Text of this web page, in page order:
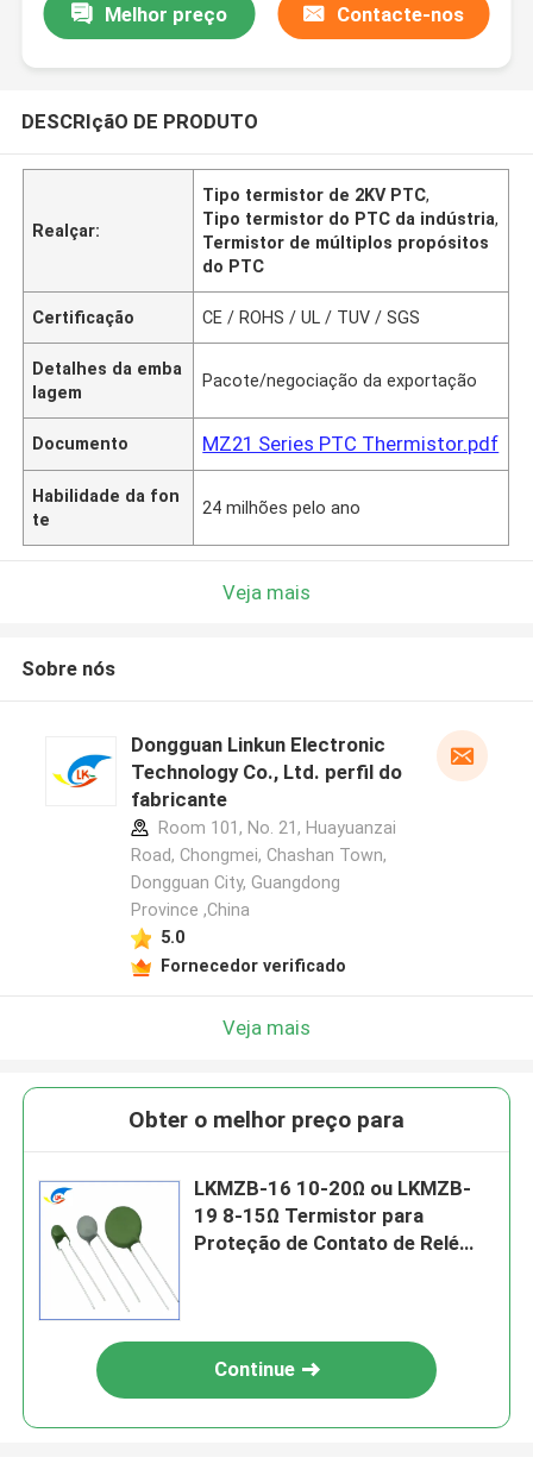
Melhor preço Contacte-nos
DESCRIçãO DE PRODUTO
Realçar:
Tipo termistor de 2KV PTC,
Tipo termistor do PTC da indústria,
Termistor de múltiplos propósitos
do PTC
Certificação CE / ROHS / UL / TUV / SGS
Detalhes da emba
lagem
Pacote/negociação da exportação
Documento MZ21 Series PTC Thermistor.pdf
Habilidade da fon
te
24 milhões pelo ano
Veja mais
Sobre nós
Dongguan Linkun Electronic
Technology Co., Ltd. perfil do
fabricante
Room 101, No. 21, Huayuanzai
Road, Chongmei, Chashan Town,
Dongguan City, Guangdong
Province ,China
5.0
Fornecedor verificado
Veja mais
Obter o melhor preço para
LKMZB-16 10-20Ω ou LKMZB-
19 8-15Ω Termistor para
Proteção de Contato de Relé
Continue